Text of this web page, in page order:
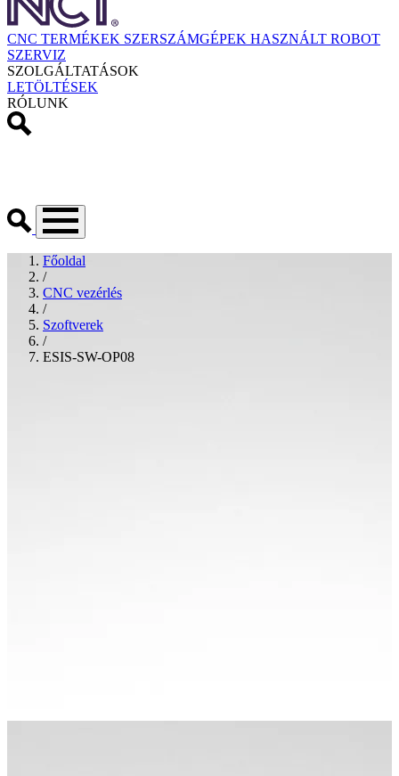
CNC TERMÉKEK SZERSZÁMGÉPEK HASZNÁLT ROBOT
SZERVIZ
SZOLGÁLTATÁSOK
LETÖLTÉSEK
RÓLUNK
Főoldal
/
CNC vezérlés
/
Szoftverek
/
ESIS-SW-OP08